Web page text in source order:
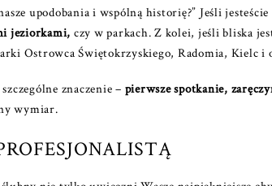
upodobania i wspólną historię?” Jeśli
jeziorkami, czy w parkach. Z kolei, jeśli bliska
Ostrowca Świętokrzyskiego, Radomia, Kielc i
znaczenie – pierwsze spotkanie,
wymiar.